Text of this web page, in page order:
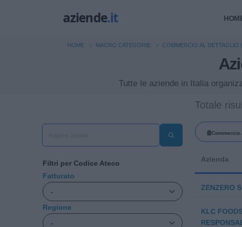
Tutte le aziende in Italia
HOME MACRO CATEGORIE COMMERCIO AL DETTAGLIO
Filtri per Codice Ateco
Fatturato
Regione
Totale
Commercio
Azienda
ZENZERO
KLC